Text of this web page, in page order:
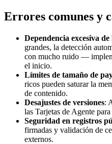
Errores comunes y
Dependencia excesiva
grandes, la detección
con mucho ruido —
el inicio.
Límites de tamaño de
ricos pueden saturar la
de contenido.
Desajustes de versiones:
las Tarjetas de Agente
Seguridad en registros
firmadas y validación de
externos.